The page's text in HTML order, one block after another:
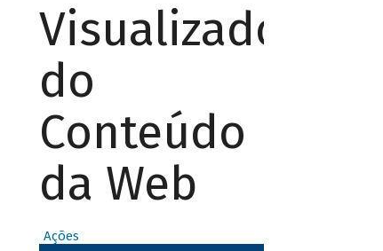
Visualizador
do
Conteúdo
da Web
Ações